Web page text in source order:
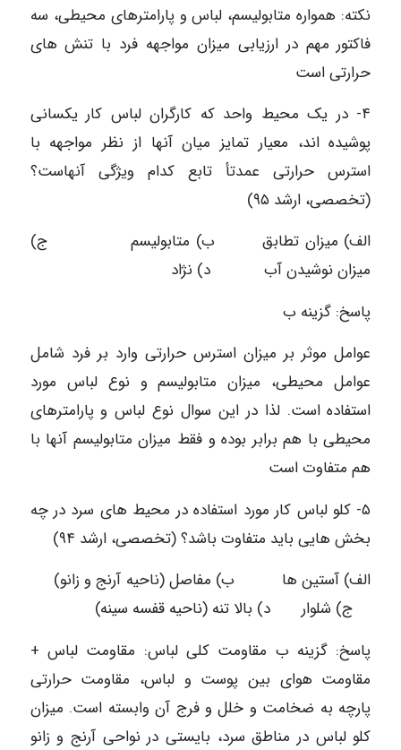
نکته: همواره متابولیسم، لباس و پارامترهای محیطی، سه
فاکتور مهم در ارزیابی میزان مواجهه فرد با تنش های
حرارتی است
۴- در یک محیط واحد که کارگران لباس کار یکسانی
پوشیده اند، معیار تمایز میان آنها از نظر مواجهه با
استرس حرارتی عمدتأ تابع کدام ویژگی آنهاست؟
(تخصصی، ارشد ۹۵)
الف) میزان تطابق ب) متابولیسم ج)
میزان نوشیدن آب د) نژاد
پاسخ: گزینه ب
عوامل موثر بر میزان استرس حرارتی وارد بر فرد شامل
عوامل محیطی، میزان متابولیسم و نوع لباس مورد
استفاده است. لذا در این سوال نوع لباس و پارامترهای
محیطی با هم برابر بوده و فقط میزان متابولیسم آنها با
هم متفاوت است
۵- کلو لباس کار مورد استفاده در محیط های سرد در چه
بخش هایی باید متفاوت باشد؟ (تخصصی، ارشد ۹۴)
الف) آستین ها ب) مفاصل (ناحیه آرنج و زانو)
ج) شلوار د) بالا تنه (ناحیه قفسه سینه)
پاسخ: گزینه ب مقاومت کلی لباس: مقاومت لباس +
مقاومت هوای بین پوست و لباس، مقاومت حرارتی
پارچه به ضخامت و خلل و فرج آن وابسته است. میزان
کلو لباس در مناطق سرد، بایستی در نواحی آرنج و زانو